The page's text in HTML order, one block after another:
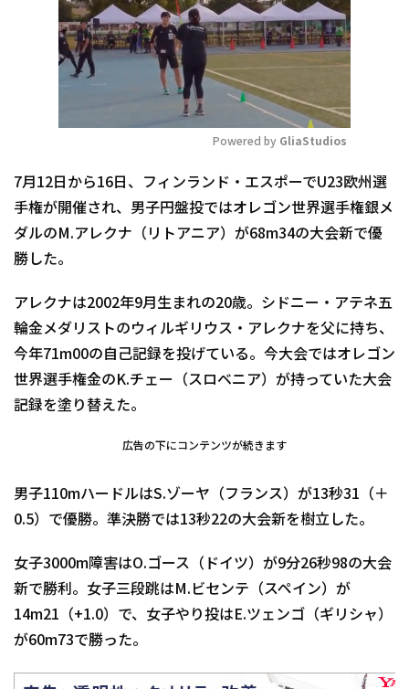
Mute
Powered by GliaStudios
7月12日から16日、フィンランド・エスポーでU23欧州選
手権が開催され、男子円盤投ではオレゴン世界選手権銀メ
ダルのM.アレクナ（リトアニア）が68m34の大会新で優
勝した。
アレクナは2002年9月生まれの20歳。シドニー・アテネ五
輪金メダリストのウィルギリウス・アレクナを父に持ち、
今年71m00の自己記録を投げている。今大会ではオレゴン
世界選手権金のK.チェー（スロベニア）が持っていた大会
記録を塗り替えた。
広告の下にコンテンツが続きます
男子110mハードルはS.ゾーヤ（フランス）が13秒31（＋
0.5）で優勝。準決勝では13秒22の大会新を樹立した。
女子3000m障害はO.ゴース（ドイツ）が9分26秒98の大会
新で勝利。女子三段跳はM.ビセンテ（スペイン）が
14m21（+1.0）で、女子やり投はE.ツェンゴ（ギリシャ）
が60m73で勝った。